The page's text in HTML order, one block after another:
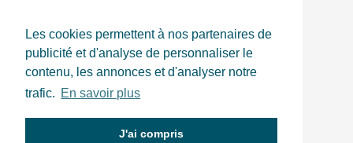
Les cookies permettent à nos partenaires de
publicité et d'analyse de personnaliser le
contenu, les annonces et d'analyser notre
trafic. En savoir plus
J'ai compris